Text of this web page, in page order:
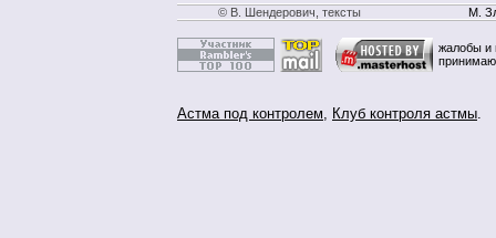
© В. Шендерович, тексты М.
жалобы и
Астма под контролем, Клуб контроля астмы.